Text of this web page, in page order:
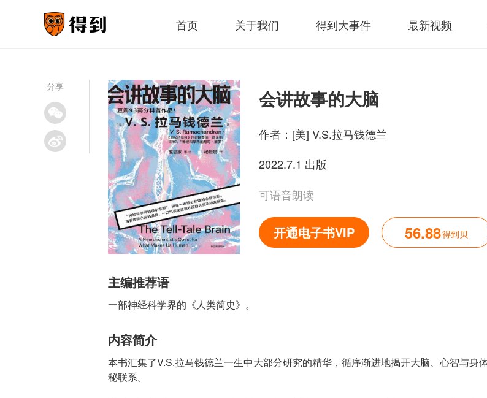
首页 关于我们 得到大事件 最新视频
分享
会讲故事的大脑
作者： [美] V.S.拉马钱德兰
2022.7.1 出版
可语音朗读
开通电子书VIP 56.88得到贝
主编推荐语
一部神经科学界的《人类简史》。
内容简介
本书汇集了V.S.拉马钱德兰一生中大部分研究的精华，循序渐进地揭开大脑、心智与身
秘联系。